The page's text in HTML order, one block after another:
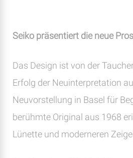
Seiko präsentiert die neue
Das Design ist von der
Erfolg der Neuinterpretation
Neuvorstellung in Basel für
berühmte Original aus 1968
Lünette und moderneren